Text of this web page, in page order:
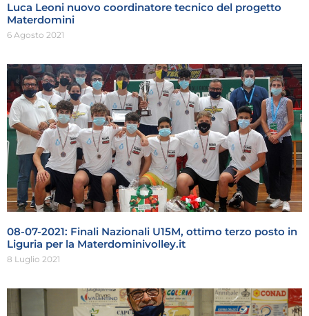
Luca Leoni nuovo coordinatore tecnico del progetto
Materdomini
6 Agosto 2021
08-07-2021: Finali Nazionali U15M, ottimo terzo posto in
Liguria per la Materdominivolley.it
8 Luglio 2021